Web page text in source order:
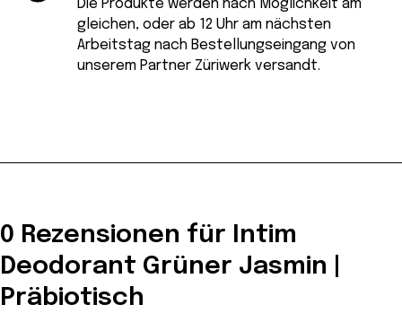
Die Produkte werden nach Möglichkeit am
gleichen, oder ab 12 Uhr am nächsten
Arbeitstag nach Bestellungseingang von
unserem Partner Züriwerk versandt.
0 Rezensionen für Intim
Deodorant Grüner Jasmin |
Präbiotisch